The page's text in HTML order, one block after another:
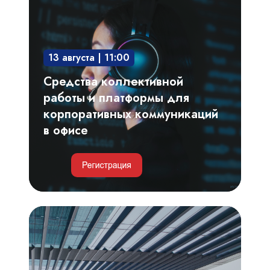
платформы
для
корпоративных
коммуникаций
офисе
13 августа | 11:00
Средства коллективной
работы и платформы для
корпоративных коммуникаций
в офисе
Умные
парковки
и
автоматизация